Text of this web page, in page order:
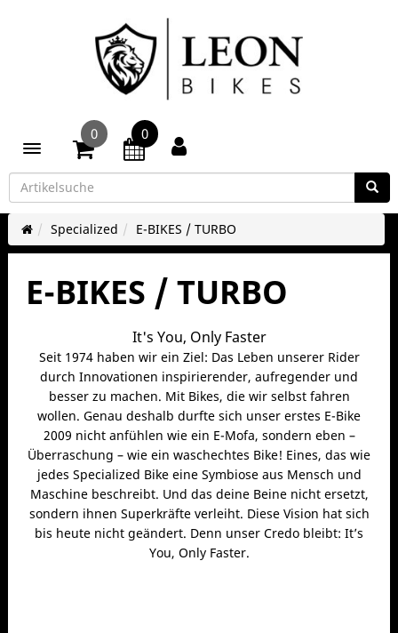
Toggle navigation
0 0
Specialized E-BIKES / TURBO
E-BIKES / TURBO
It's You, Only Faster
Seit 1974 haben wir ein Ziel: Das Leben unserer Rider
durch Innovationen inspirierender, aufregender und
besser zu machen. Mit Bikes, die wir selbst fahren
wollen. Genau deshalb durfte sich unser erstes E-Bike
2009 nicht anfühlen wie ein E-Mofa, sondern eben –
Überraschung – wie ein waschechtes Bike! Eines, das wie
jedes Specialized Bike eine Symbiose aus Mensch und
Maschine beschreibt. Und das deine Beine nicht ersetzt,
sondern ihnen Superkräfte verleiht. Diese Vision hat sich
bis heute nicht geändert. Denn unser Credo bleibt: It’s
You, Only Faster.